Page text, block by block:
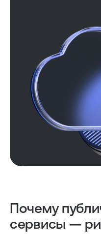
Почему
сервисы —